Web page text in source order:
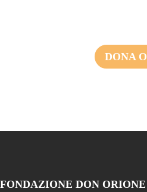
DONA
FONDAZIONE DON